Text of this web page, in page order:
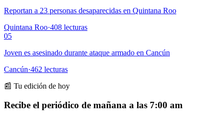
Reportan a 23 personas desaparecidas en Quintana Roo
Quintana Roo·408 lecturas
05
Joven es asesinado durante ataque armado en Cancún
Cancún·462 lecturas
📰 Tu edición de hoy
Recibe el periódico de mañana a las 7:00 am